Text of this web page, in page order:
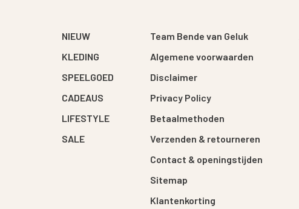
NIEUW
KLEDING
SPEELGOED
CADEAUS
LIFESTYLE
SALE
Team Bende van Geluk
Algemene voorwaarden
Disclaimer
Privacy Policy
Betaalmethoden
Verzenden & retourneren
Contact & openingstijden
Sitemap
Klantenkorting